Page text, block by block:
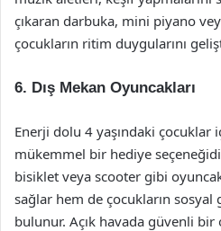
çıkaran darbuka, mini piyano
çocukların ritim duygularını
6. Dış Mekan Oyuncakları
Enerji dolu 4 yaşındaki çocuklar
mükemmel bir hediye
bisiklet veya scooter gibi
sağlar hem de çocukların sosyal
bulunur. Açık havada güvenli